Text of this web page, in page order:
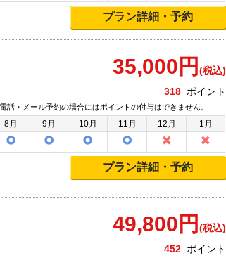
プラン詳細・予約
35,000 円 (税込)
318 ポイント
話・メール予約の場合にはポイントの付与はできません。
8月 9月 10月 11月 12月 1月
プラン詳細・予約
49,800 円 (税込)
452 ポイント